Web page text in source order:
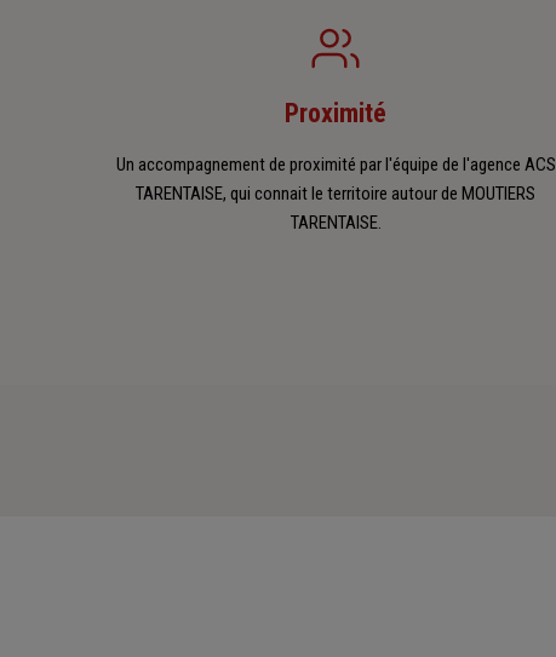
Proximité
Un accompagnement de proximité par l'équipe de l'agence ACS
TARENTAISE, qui connait le territoire autour de MOUTIERS
TARENTAISE.